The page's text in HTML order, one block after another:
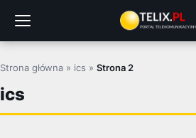
treści
Strona główna » ics » Strona 2
ics